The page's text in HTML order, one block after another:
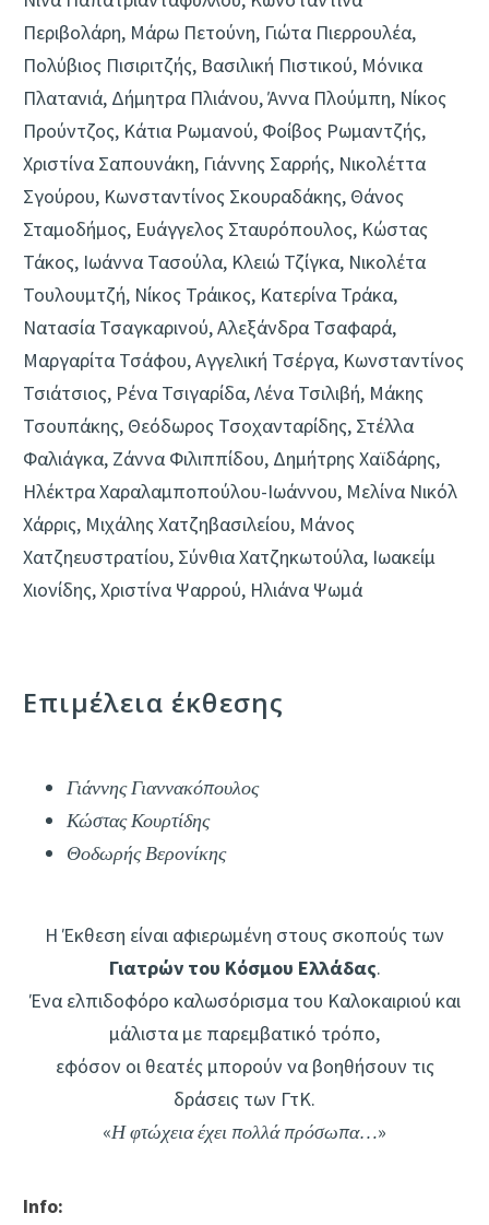
Περιβολάρη, Μάρω Πετούνη, Γιώτα Πιερρουλέα,
Πολύβιος Πισιριτζής, Βασιλική Πιστικού, Μόνικα
Πλατανιά, Δήμητρα Πλιάνου, Άννα Πλούμπη, Νίκος
Προύντζος, Κάτια Ρωμανού, Φοίβος Ρωμαντζής,
Χριστίνα Σαπουνάκη, Γιάννης Σαρρής, Νικολέττα
Σγούρου, Κωνσταντίνος Σκουραδάκης, Θάνος
Σταμοδήμος, Ευάγγελος Σταυρόπουλος, Κώστας
Τάκος, Ιωάννα Τασούλα, Κλειώ Τζίγκα, Νικολέτα
Τουλουμτζή, Νίκος Τράικος, Κατερίνα Τράκα,
Νατασία Τσαγκαρινού, Αλεξάνδρα Τσαφαρά,
Μαργαρίτα Τσάφου, Αγγελική Τσέργα, Κωνσταντίνος
Τσιάτσιος, Ρένα Τσιγαρίδα, Λένα Τσιλιβή, Μάκης
Τσουπάκης, Θεόδωρος Τσοχανταρίδης, Στέλλα
Φαλιάγκα, Ζάννα Φιλιππίδου, Δημήτρης Χαϊδάρης,
Ηλέκτρα Χαραλαμποπούλου-Ιωάννου, Μελίνα Νικόλ
Χάρρις, Μιχάλης Χατζηβασιλείου, Μάνος
Χατζηευστρατίου, Σύνθια Χατζηκωτούλα, Ιωακείμ
Χιονίδης, Χριστίνα Ψαρρού, Ηλιάνα Ψωμά
Επιμέλεια έκθεσης
Γιάννης Γιαννακόπουλος
Κώστας Κουρτίδης
Θοδωρής Βερονίκης
Η Έκθεση είναι αφιερωμένη στους σκοπούς των
Γιατρών του Κόσμου Ελλάδας.
Ένα ελπιδοφόρο καλωσόρισμα του Καλοκαιριού και
μάλιστα με παρεμβατικό τρόπο,
εφόσον οι θεατές μπορούν να βοηθήσουν τις
δράσεις των ΓτΚ.
«Η φτώχεια έχει πολλά πρόσωπα…»
Info: